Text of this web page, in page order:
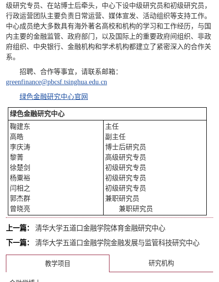
级研究专员、在站博士后牵头，中心下设中级研究员和初级研究员，
行政运营团队主要负责日常运营、媒体宣发、活动组织等支持工作。
中心成员绝大多数具有海外著名高校和机构的学习和工作经历，与国
内主要的金融监管、政府部门，以及国际上的重要政府间组织、非政
府组织、中央银行、金融机构和学术机构都建立了紧密深入的合作关
系。
招聘、合作等事宜，请联系邮箱：
greenfinance@pbcsf.tsinghua.edu.cn
绿色金融研究中心官网
绿色金融研究中心
鞠建东
高皓
李庆涛
黎菁
徐楚剑
杨粟裕
闫相之
郭杰群
曾晓亮
主任
副主任
博士后研究员
高级研究专员
初级研究专员
初级研究专员
初级研究专员
兼职研究员
兼职研究员
上一篇：
清华大学五道口金融学院​体育金融研究中心
下一篇：
清华大学五道口金融学院金融发展与监管科技研究中心
教学项目 研究机构